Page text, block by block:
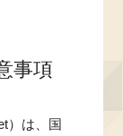
事項
）は、国